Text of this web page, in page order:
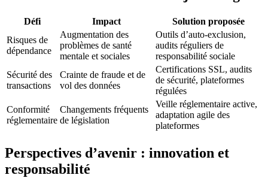
Défi Impact
Solution proposée
Risques de
dépendance
Augmentation des
problèmes de santé
mentale et sociales
Outils d’auto-exclusion,
audits réguliers de
responsabilité sociale
Sécurité des
transactions
Crainte de fraude et de
vol des données
Certifications SSL, audits
de sécurité, plateformes
régulées
Conformité
réglementaire
Changements fréquents
de législation
Veille réglementaire active,
adaptation agile des
plateformes
Perspectives d’avenir : innovation et
responsabilité